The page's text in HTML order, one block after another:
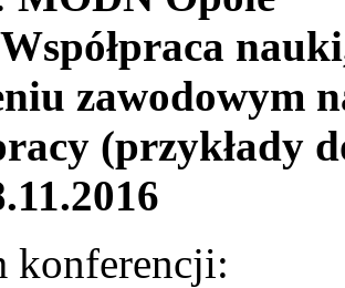
Współpraca
zawodowym
(przykłady
konferencji: